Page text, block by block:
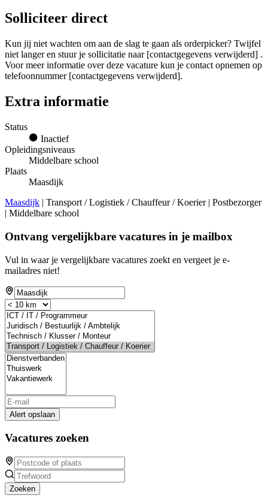
Solliciteer direct
Kun jij niet wachten om aan de slag te gaan als orderpicker? Twijfel
niet langer en stuur je sollicitatie naar [contactgegevens verwijderd] .
Voor meer informatie over deze vacature kun je contact opnemen op
telefoonnummer [contactgegevens verwijderd].
Extra informatie
Status
Inactief
Opleidingsniveaus
Middelbare school
Plaats
Maasdijk
Maasdijk | Transport / Logistiek / Chauffeur / Koerier | Postbezorger
| Middelbare school
Ontvang vergelijkbare vacatures in je mailbox
Vul in waar je vergelijkbare vacatures zoekt en vergeet je e-
mailadres niet!
Alert opslaan
Vacatures zoeken
Zoeken